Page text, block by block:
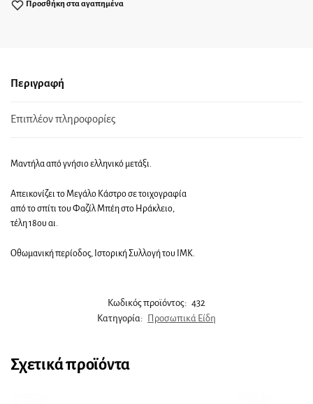
Προσθήκη στα αγαπημένα
Περιγραφή
Επιπλέον πληροφορίες
Μαντήλα από γνήσιο ελληνικό μετάξι.
Απεικονίζει το Μεγάλο Κάστρο σε τοιχογραφία
από το σπίτι του Φαζίλ Μπέη στο Ηράκλειο,
τέλη 18ου αι.
Οθωμανική περίοδος, Ιστορική Συλλογή του ΙΜΚ.
Κωδικός προϊόντος: 432
Κατηγορία: Προσωπικά Είδη
Σχετικά προϊόντα